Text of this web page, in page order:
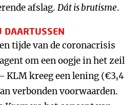
afslag. Dát is brutisme.
DAARTUSSEN
tijde van de coronacrisis
om een oogje in het zeil
KLM kreeg een lening (€3,4
verbonden voorwaarden.